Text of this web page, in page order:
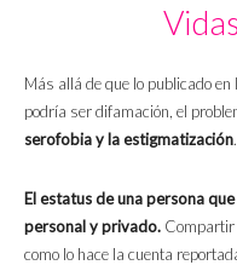
Más allá de que lo publicado
podría ser difamación, el
serofobia y la estigmatización.
El estatus de una persona
personal y privado. Compartir
como lo hace la cuenta